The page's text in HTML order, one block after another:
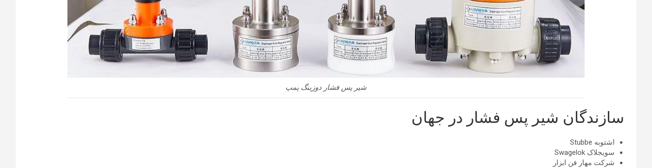
شیر پس فشار دوزینگ پمپ
سازندگان شیر پس فشار در جهان
اشتوبه Stubbe
سویجلاک Swagelok
شرکت مهار فن ابزار